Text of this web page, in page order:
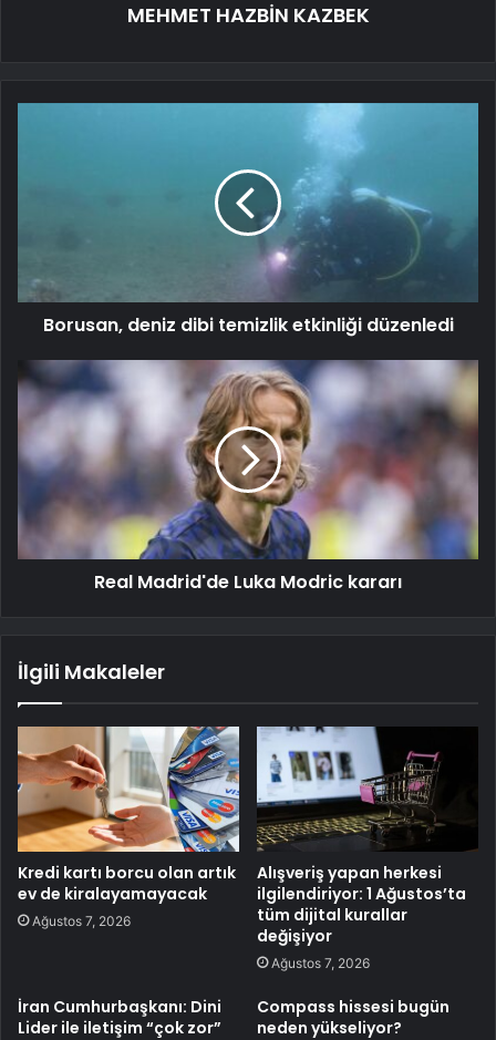
MEHMET HAZBİN KAZBEK
Borusan, deniz dibi temizlik etkinliği düzenledi
Real Madrid'de Luka Modric kararı
İlgili Makaleler
Kredi kartı borcu olan artık
ev de kiralayamayacak
Ağustos 7, 2026
Alışveriş yapan herkesi
ilgilendiriyor: 1 Ağustos’ta
tüm dijital kurallar
değişiyor
Ağustos 7, 2026
İran Cumhurbaşkanı: Dini
Lider ile iletişim “çok zor”
Compass hissesi bugün
neden yükseliyor?